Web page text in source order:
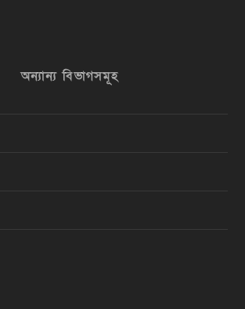
অন্যান্য বিভাগসমূহ